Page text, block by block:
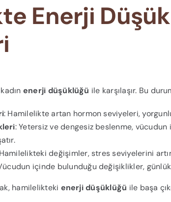
Enerji
enerji düşüklüğü ile karşılaşır. Bu
: Hamilelikte artan hormon seviyeleri,
: Yetersiz ve dengesiz beslenme,
değişimler, stres seviyelerini
içinde bulunduğu değişiklikler,
hamilelikteki enerji düşüklüğü ile başa